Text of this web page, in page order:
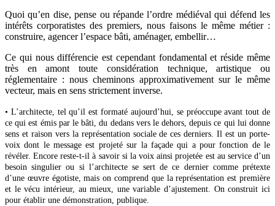
Quoi qu’en dise, pense ou répande l’ordre médiéval qui défend les
intérêts corporatistes des premiers, nous faisons le même métier :
construire, agencer l’espace bâti, aménager, embellir…
Ce qui nous différencie est cependant fondamental et réside même
très en amont toute considération technique, artistique ou
réglementaire : nous cheminons approximativement sur le même
vecteur, mais en sens strictement inverse.
• L’architecte, tel qu’il est formaté aujourd’hui, se préoccupe avant tout de
ce qui est émis par le bâti, du dedans vers le dehors, depuis ce qui lui donne
sens et raison vers la représentation sociale de ces derniers. Il est un porte-
voix dont le message est projeté sur la façade qui a pour fonction de le
révéler. Encore reste-t-il à savoir si la voix ainsi projetée est au service d’un
besoin singulier ou si l’architecte se sert de ce dernier comme prétexte
d’une œuvre égotiste, mais on comprend que la représentation est première
et le vécu intérieur, au mieux, une variable d’ajustement. On construit ici
pour établir une démonstration, publique.